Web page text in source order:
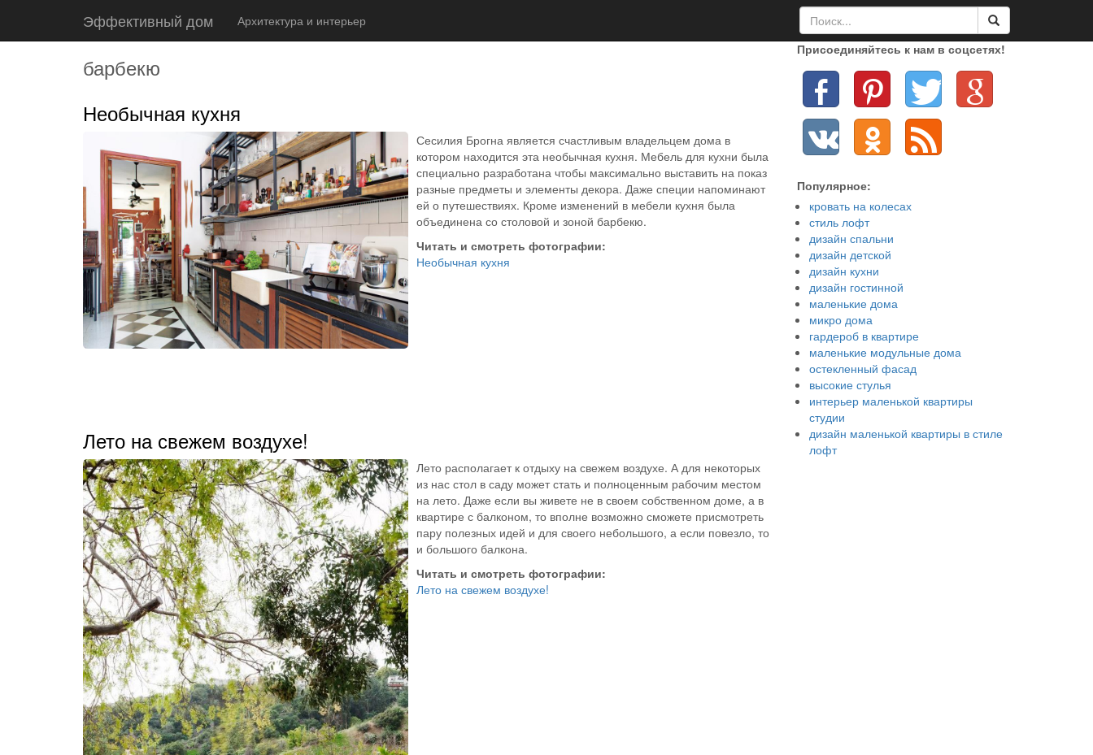
Эффективный дом Архитектура и интерьер
барбекю
Необычная кухня
Сесилия Брогна является счастливым владельцем дома в
котором находится эта необычная кухня. Мебель для кухни была
специально разработана чтобы максимально выставить на показ
разные предметы и элементы декора. Даже специи напоминают
ей о путешествиях. Кроме изменений в мебели кухня была
объединена со столовой и зоной барбекю.
Читать и смотреть фотографии:
Необычная кухня
Лето на свежем воздухе!
Лето располагает к отдыху на свежем воздухе. А для некоторых
из нас стол в саду может стать и полноценным рабочим местом
на лето. Даже если вы живете не в своем собственном доме, а в
квартире с балконом, то вполне возможно сможете присмотреть
пару полезных идей и для своего небольшого, а если повезло, то
и большого балкона.
Читать и смотреть фотографии:
Лето на свежем воздухе!
Присоединяйтесь к нам в соцсетях!
Популярное:
кровать на колесах
стиль лофт
дизайн спальни
дизайн детской
дизайн кухни
дизайн гостинной
маленькие дома
микро дома
гардероб в квартире
маленькие модульные дома
остекленный фасад
высокие стулья
интерьер маленькой квартиры
студии
дизайн маленькой квартиры в стиле
лофт